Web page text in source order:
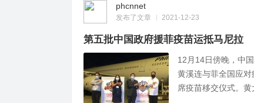
phcnnet
发布了文章 2021-12-23
第五批中国政府援菲疫苗运抵马尼拉
12月14日傍晚，中
黄溪连与菲全国应对
席疫苗移交仪式。黄